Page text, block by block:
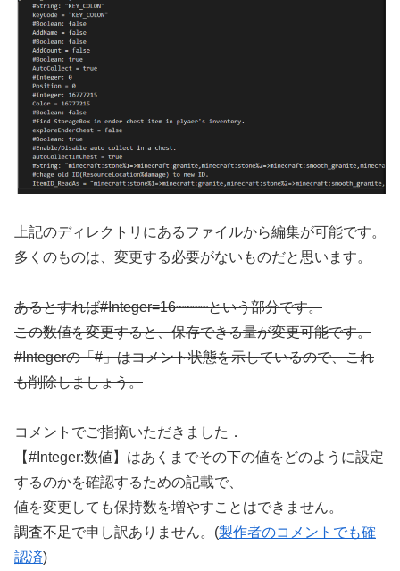
上記のディレクトリにあるファイルから編集が可能です。
多くのものは、変更する必要がないものだと思います。
あるとすれば#Integer=16~~~~という部分です。
この数値を変更すると、保存できる量が変更可能です。
#Integerの「#」はコメント状態を示しているので、これ
も削除しましょう。
コメントでご指摘いただきました．
【#Integer:数値】はあくまでその下の値をどのように設定
するのかを確認するための記載で、
値を変更しても保持数を増やすことはできません。
調査不足で申し訳ありません。(製作者のコメントでも確
認済)